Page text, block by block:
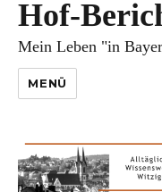
Hof-
Mein Leben "in
MENÜ